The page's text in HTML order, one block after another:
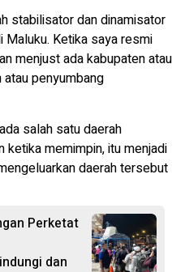
stabilisator dan dinamisator
Maluku. Ketika saya resmi
menjust ada kabupaten atau
penyumbang
salah satu daerah
memimpin, itu menjadi
daerah tersebut
Perketat
dan